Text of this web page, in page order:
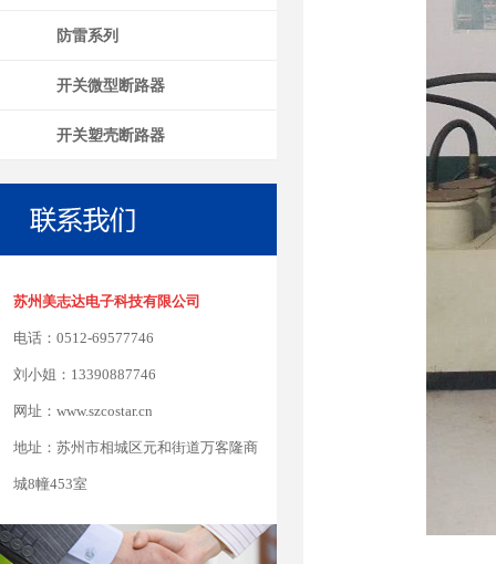
防雷系列
开关微型断路器
开关塑壳断路器
苏州美志达电子科技有限公司
电话：0512-69577746
刘小姐：13390887746
网址：www.szcostar.cn
地址：苏州市相城区元和街道万客隆商
城8幢453室